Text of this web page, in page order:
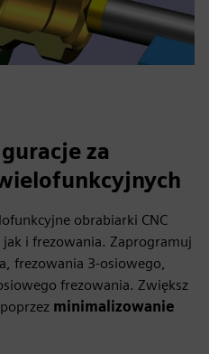
za
obrabiarki CNC
i frezowania. Zaprogramuj
frezowania 3-osiowego,
frezowania. Zwiększ
minimalizowanie